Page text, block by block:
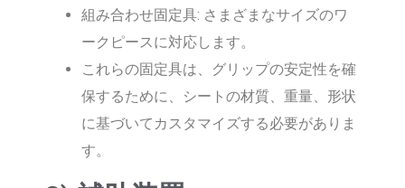
組み合わせ固定具: さまざまなサイズのワ
ークピースに対応します。
これらの固定具は、グリップの安定性を確
保するために、シートの材質、重量、形状
に基づいてカスタマイズする必要がありま
す。